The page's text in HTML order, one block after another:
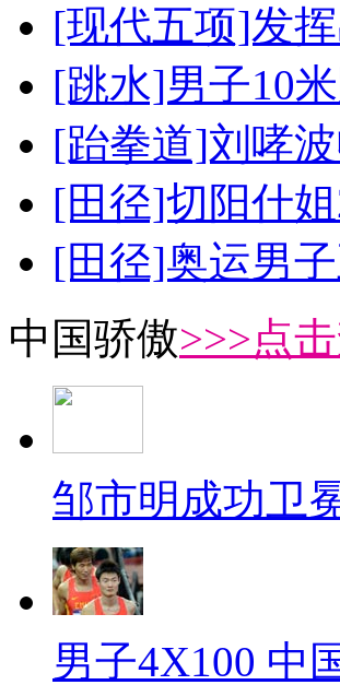
[现代五项]发
[跳水]男子10
[跆拳道]刘哮
[田径]切阳什
[田径]奥运男
中国骄傲>>>点
邹市明成功卫
男子4X100 中